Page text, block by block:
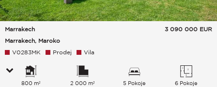
Marrakech
Marrakech, Maroko
3 090 000 EUR
V0283MK Prodej Vila
800 m² 2 000 m² 5 Pokoje 6 Pokoje